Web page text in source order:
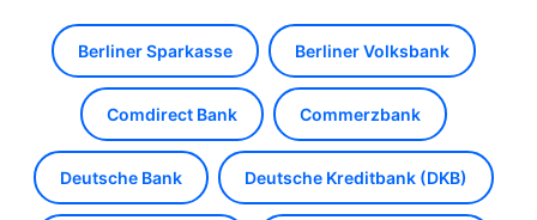
Berliner Sparkasse Berliner Volksbank
Comdirect Bank Commerzbank
Deutsche Bank Deutsche Kreditbank (DKB)